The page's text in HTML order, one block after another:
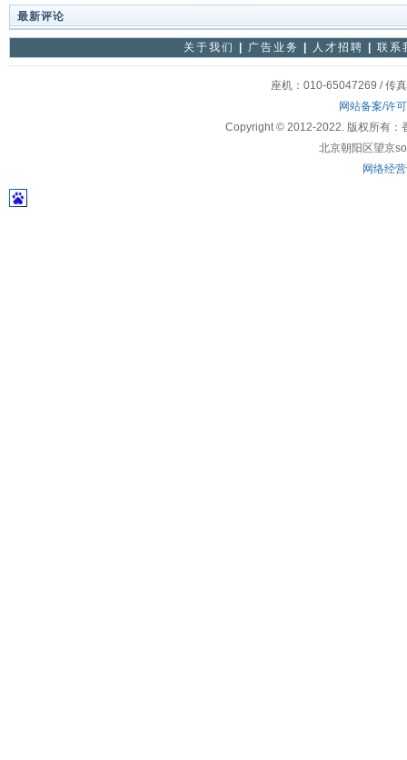
最新评论
关于我们 广告业务 人才招聘 联系
座机：010-65047269 / 传
网站备案/许
Copyright © 2012-2022. 版权所有：
北京朝阳区望京
网络经